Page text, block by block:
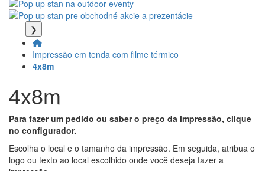
❯
Impressão em tenda com filme térmico
4x8m
4x8m
Para fazer um pedido ou saber o preço da impressão, clique
no configurador.
Escolha o local e o tamanho da impressão. Em seguida, atribua o
logo ou texto ao local escolhido onde você deseja fazer a